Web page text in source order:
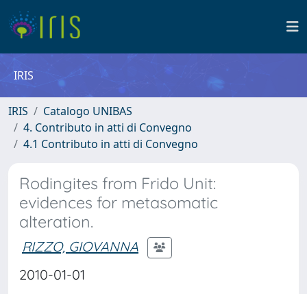
IRIS
IRIS
Catalogo UNIBAS
4. Contributo in atti di Convegno
4.1 Contributo in atti di Convegno
Rodingites from Frido Unit:
evidences for metasomatic
alteration.
RIZZO, GIOVANNA
2010-01-01